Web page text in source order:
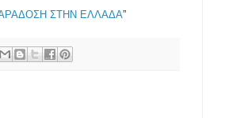
ΣΤΗΝ ΕΛΛΑΔΑ”